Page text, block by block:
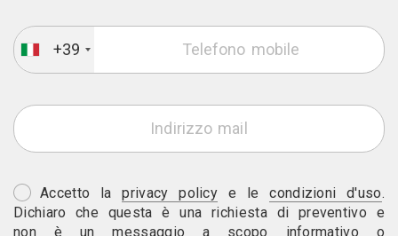
+39
Accetto laprivacy policy e lecondizioni d'uso.
Dichiaro che questa è una richiesta di preventivo e
non è un messaggio a scopo informativo o